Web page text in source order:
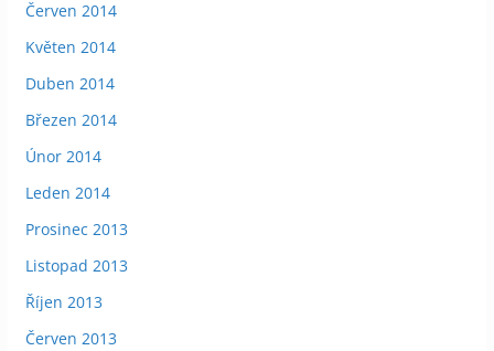
Červen 2014
Květen 2014
Duben 2014
Březen 2014
Únor 2014
Leden 2014
Prosinec 2013
Listopad 2013
Říjen 2013
Červen 2013